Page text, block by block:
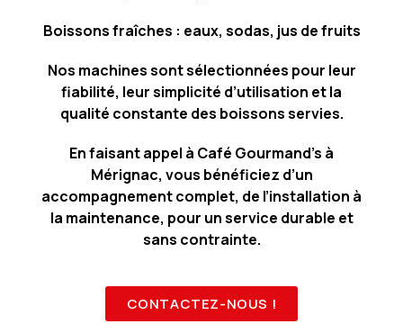
Boissons fraîches : eaux, sodas, jus de fruits
Nos machines sont sélectionnées pour leur
fiabilité, leur simplicité d’utilisation et la
qualité constante des boissons servies.
En faisant appel à Café Gourmand’s à
Mérignac, vous bénéficiez d’un
accompagnement complet, de l’installation à
la maintenance, pour un service durable et
sans contrainte.
CONTACTEZ-NOUS !